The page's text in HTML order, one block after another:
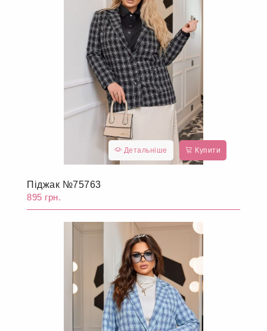
Детальніше Купити
Піджак №75763
895 грн.